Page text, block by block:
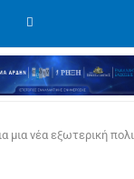
μια νέα εξωτερική